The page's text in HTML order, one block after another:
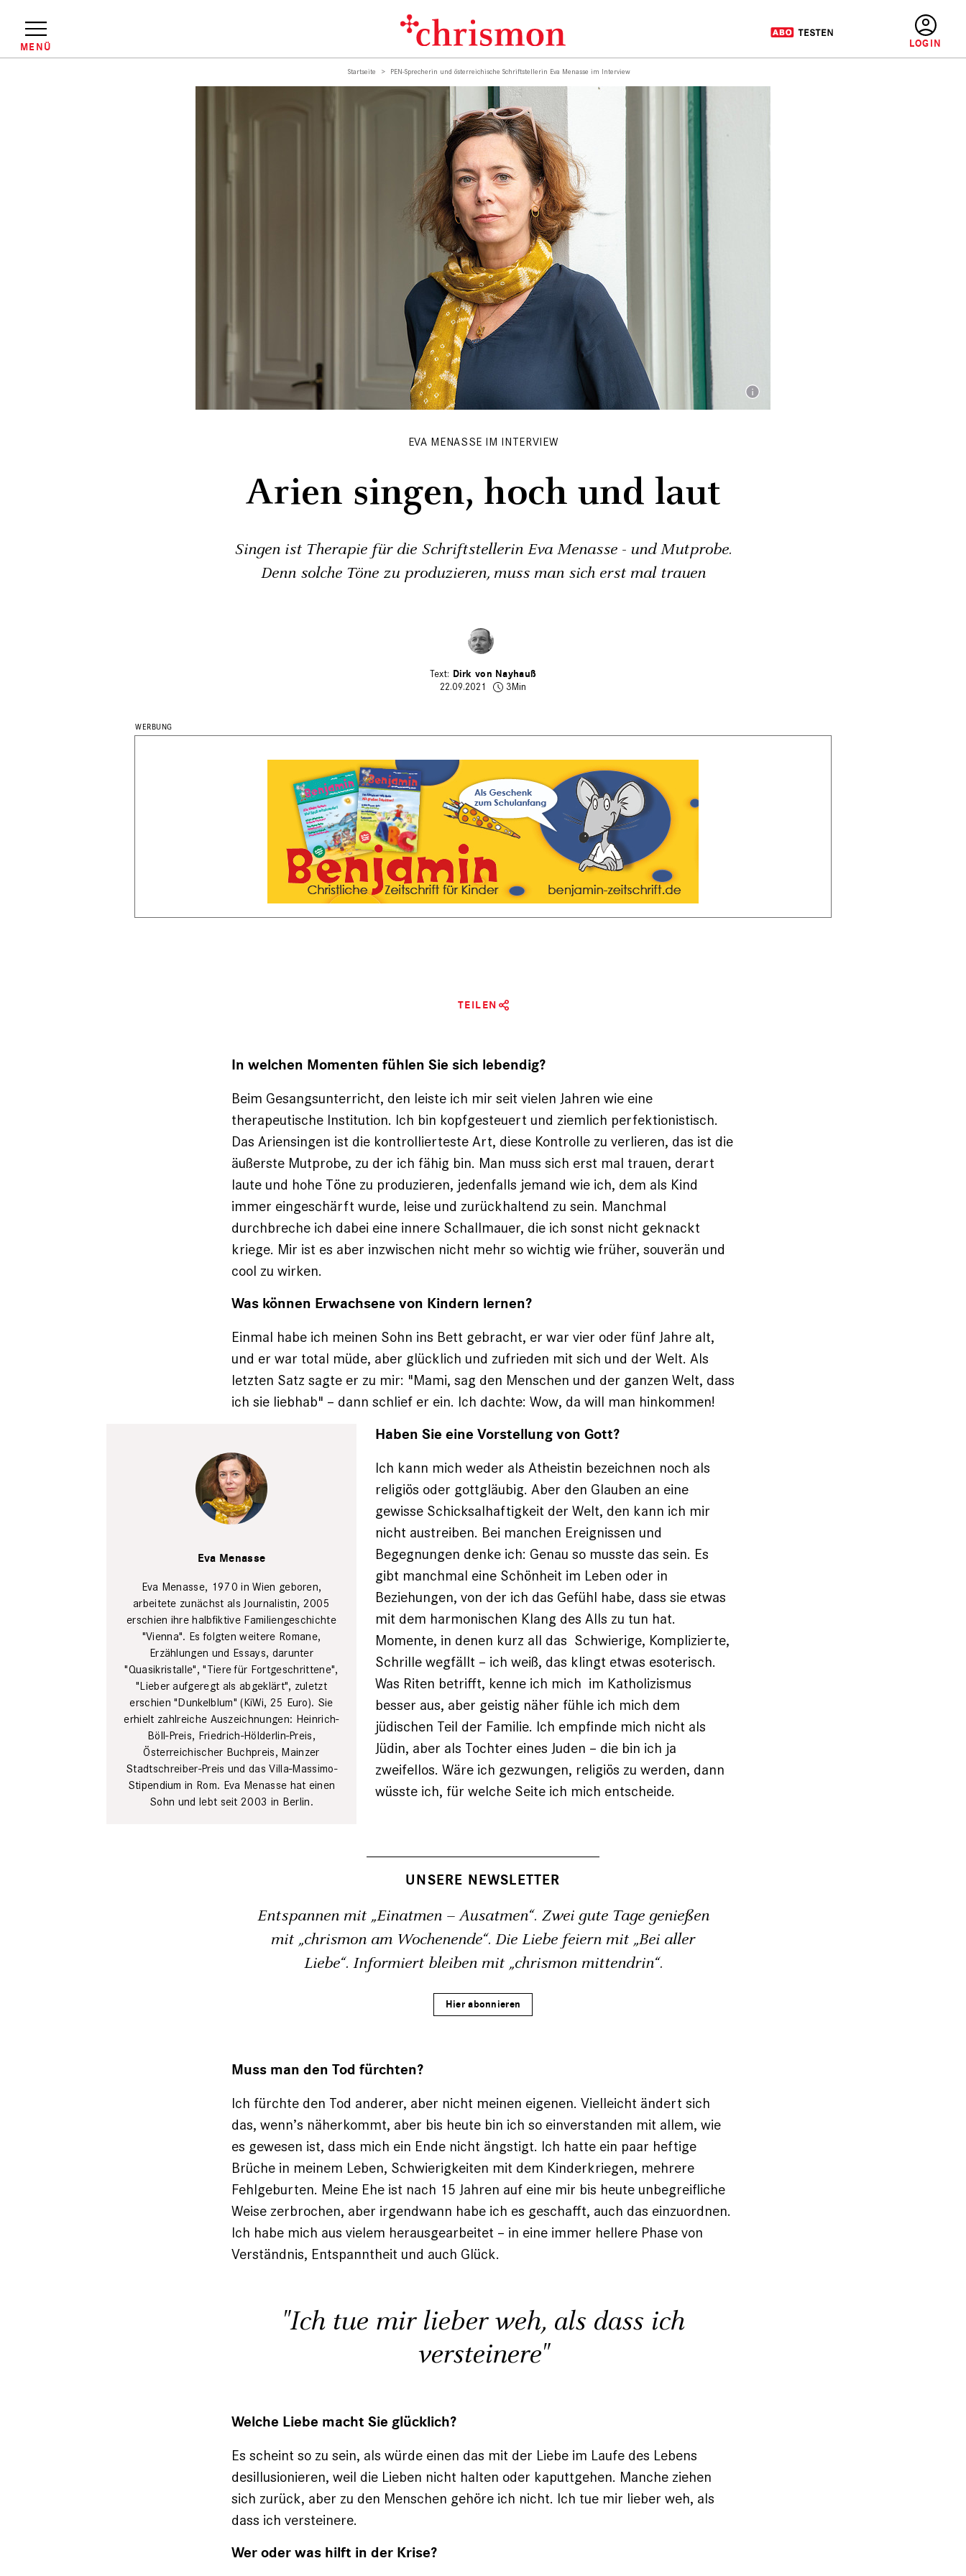
Inhalt
MENÜ
Startseite PEN-Sprecherin und österreichische Schriftstellerin Eva Menasse im Interview
EVA MENASSE IM INTERVIEW
Arien singen, hoch und laut
Singen ist Therapie für die Schriftstellerin Eva Menasse - und Mutprobe.
Denn solche Töne zu produzieren, muss man sich erst mal trauen
Dirk von Nayhauß
22.09.2021
3Min
TEILEN
In welchen Momenten fühlen Sie sich lebendig?
Beim Gesangsunterricht, den leiste ich mir seit vielen Jahren wie eine
therapeutische Institution. Ich bin kopfgesteuert und ziemlich perfektionistisch.
Das Ariensingen ist die kontrollierteste Art, diese Kontrolle zu verlieren, das ist die
äußerste Mutprobe, zu der ich fähig bin. Man muss sich erst mal trauen, derart
laute und hohe Töne zu produzieren, jedenfalls jemand wie ich, dem als Kind
immer eingeschärft wurde, leise und zurückhaltend zu sein. Manchmal
durchbreche ich dabei eine innere Schallmauer, die ich sonst nicht geknackt
kriege. Mir ist es aber inzwischen nicht mehr so wichtig wie früher, souverän und
cool zu wirken.
Was können Erwachsene von Kindern lernen?
Einmal habe ich meinen Sohn ins Bett gebracht, er war vier oder fünf Jahre alt,
und er war total müde, aber glücklich und zufrieden mit sich und der Welt. Als
letzten Satz sagte er zu mir: "Mami, sag den Menschen und der ganzen Welt, dass
ich sie liebhab" – dann schlief er ein. Ich dachte: Wow, da will man hinkommen!
Eva Menasse
Eva Menasse, 1970 in Wien geboren,
arbeitete zunächst als Journalistin, 2005
erschien ihre halbfiktive Familiengeschichte
"Vienna". Es folgten weitere Romane,
Erzählungen und Essays, darunter
"Quasikristalle", "Tiere für Fortgeschrittene",
"Lieber aufgeregt als abgeklärt", zuletzt
erschien "Dunkelblum" (KiWi, 25 Euro). Sie
erhielt zahlreiche Auszeichnungen: Heinrich-
Böll-Preis, Friedrich-Hölderlin-Preis,
Österreichischer Buchpreis, Mainzer
Stadtschreiber-Preis und das Villa-Massimo-
Stipendium in Rom. Eva Menasse hat einen
Sohn und lebt seit 2003 in Berlin.
Haben Sie eine Vorstellung von Gott?
Ich kann mich weder als Atheistin bezeichnen noch als
religiös oder gottgläubig. Aber den Glauben an eine
gewisse Schicksalhaftigkeit der Welt, den kann ich mir
nicht austreiben. Bei manchen Ereignissen und
Begegnungen denke ich: Genau so musste das sein. Es
gibt manchmal eine Schönheit im Leben oder in
Beziehungen, von der ich das Gefühl habe, dass sie etwas
mit dem harmonischen Klang des Alls zu tun hat.
Momente, in denen kurz all das ­ Schwierige, Komplizierte,
Schrille wegfällt – ich weiß, das klingt etwas esoterisch.
Was Riten betrifft, kenne ich mich ­ im Katholizismus
besser aus, aber geistig näher fühle ich mich dem
jüdischen Teil der Familie. Ich empfinde mich nicht als
Jüdin, aber als Tochter eines Juden – die bin ich ja
zweifellos. Wäre ich gezwungen, religiös zu werden, dann
wüsste ich, für welche Seite ich mich entscheide.
UNSERE NEWSLETTER
Entspannen mit „Einatmen – Ausatmen“. Zwei gute Tage genießen
mit „chrismon am Wochenende“. Die Liebe feiern mit „Bei aller
Liebe“. Informiert bleiben mit „chrismon mittendrin“.
Hier abonnieren
Muss man den Tod fürchten?
Ich fürchte den Tod anderer, aber nicht meinen eigenen. Vielleicht ändert sich
das, wenn’s näherkommt, aber bis heute bin ich so einverstanden mit allem, wie
es gewesen ist, dass mich ein Ende nicht ängstigt. Ich hatte ein paar heftige
Brüche in meinem Leben, Schwierigkeiten mit dem Kinderkriegen, mehrere
Fehlgeburten. Meine Ehe ist nach 15 Jahren auf eine mir bis heute unbegreifliche
Weise zerbrochen, aber irgendwann habe ich es geschafft, auch das einzuordnen.
Ich habe mich aus vielem herausge­arbeitet – in eine immer hellere Phase von
Verständnis, Entspanntheit und auch Glück.
"Ich tue mir lieber weh, als dass ich
versteinere"
Welche Liebe macht Sie glücklich?
Es scheint so zu sein, als würde einen das mit der Liebe im Laufe des Lebens
desillusionieren, weil die Lieben nicht halten oder kaputtgehen. Manche ziehen
sich zurück, aber zu den Menschen gehöre ich nicht. Ich tue mir lieber weh, als
dass ich versteinere.
Wer oder was hilft in der Krise?